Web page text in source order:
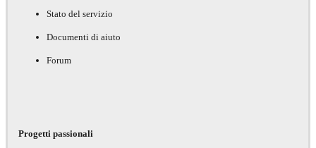
Stato del servizio
Documenti di aiuto
Forum
Progetti passionali